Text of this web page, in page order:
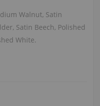
Walnut, Satin
Satin Beech, Polished
White.